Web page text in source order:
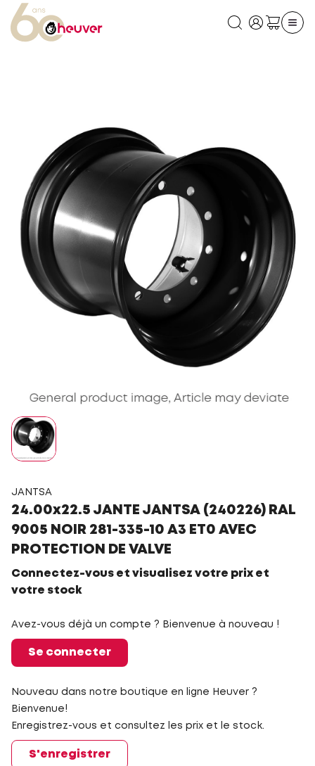
JANTSA
24.00x22.5 JANTE JANTSA (240226) RAL
9005 NOIR 281-335-10 A3 ET0 AVEC
PROTECTION DE VALVE
Connectez-vous et visualisez votre prix et
votre stock
Avez-vous déjà un compte ? Bienvenue à nouveau !
Se connecter
Nouveau dans notre boutique en ligne Heuver ?
Bienvenue!
Enregistrez-vous et consultez les prix et le stock.
S'enregistrer